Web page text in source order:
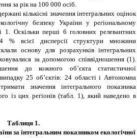
за рік на 100 000 осіб.
кількісні значення інтегральних оцінок
безпеку України у регіональному
1. Оскільки перші 6 головних релевантних
% всієї дисперсії структури множини
основу для розрахунків інтегральних
за допомогою співвідношення (1).
до кожного об’єкта статистичної
25 об’єктів: 24 області і Автономна
значення інтегрального показника
із цих регіонів (табл. 1), який наведено в
Таблиця 1.
за інтегральним показником екологічної